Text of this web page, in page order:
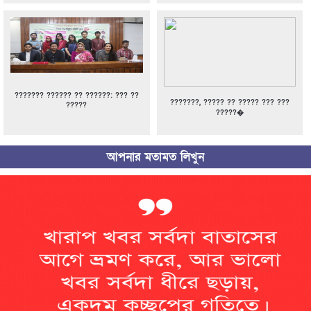
??????? ?????? ?? ??????: ??? ??
?????
???????, ????? ?? ????? ??? ???
?????�
আপনার মতামত লিখুন